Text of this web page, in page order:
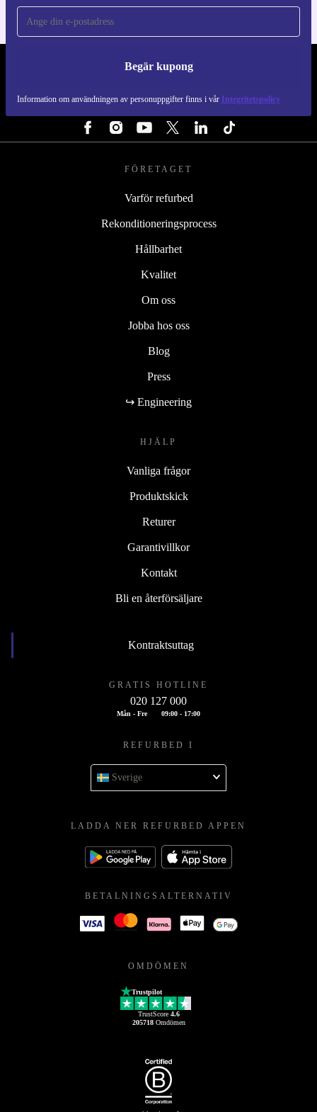
Begär kupong
Information om användningen av personuppgifter finns i vår Integritetspolicy
REFURBED SVERIGE - RETHINK NEW.
FÖLJ OSS
FÖRETAGET
Varför refurbed
Rekonditioneringsprocess
Hållbarhet
Kvalitet
Om oss
Jobba hos oss
Blog
Press
↪ Engineering
HJÄLP
Vanliga frågor
Produktskick
Returer
Garantivillkor
Kontakt
Bli en återförsäljare
Kontraktsuttag
GRATIS HOTLINE
020 127 000
Mån - Fre 09:00 - 17:00
REFURBED I
Sverige
LADDA NER REFURBED APPEN
BETALNINGSALTERNATIV
OMDÖMEN
Trustpilot
TrustScore 4.6
205718Omdömen